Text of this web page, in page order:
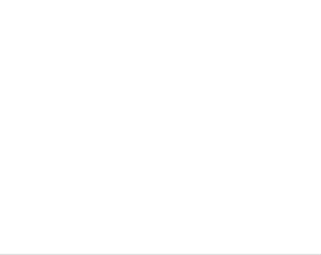
Pintér Béla Gyere el a
zeneszám felcsendülésekor